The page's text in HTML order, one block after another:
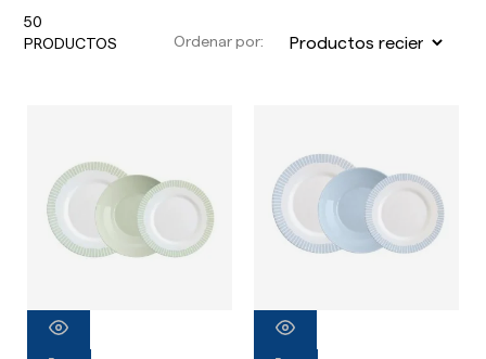
50
PRODUCTOS
Ordenar por: